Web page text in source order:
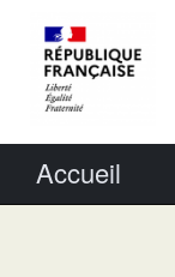
Accueil